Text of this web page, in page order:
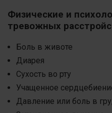
Физические и
тревожных
Боль в животе
Диарея
Сухость во рту
Учащенное
Давление или боль в